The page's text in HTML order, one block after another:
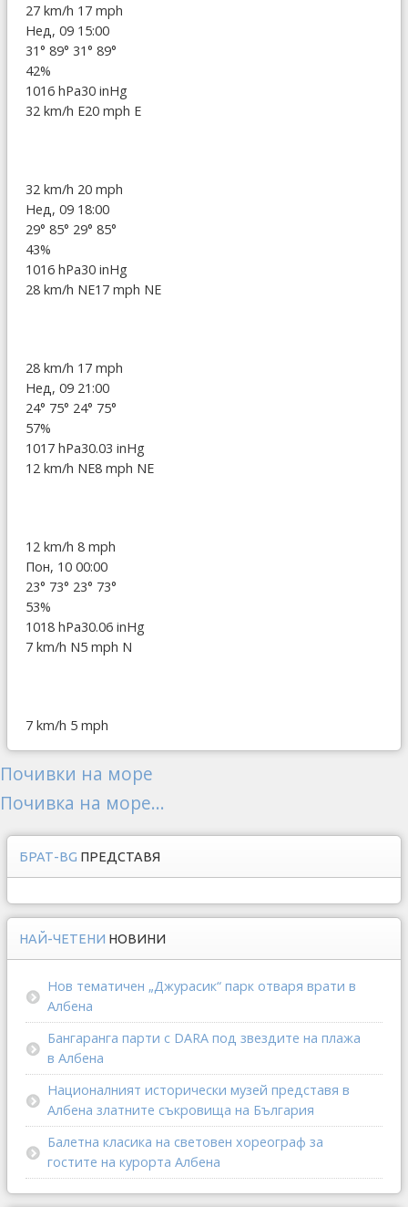
27 km/h 17 mph
Нед, 09 15:00
31° 89° 31° 89°
42%
1016 hPa30 inHg
32 km/h E20 mph E
32 km/h 20 mph
Нед, 09 18:00
29° 85° 29° 85°
43%
1016 hPa30 inHg
28 km/h NE17 mph NE
28 km/h 17 mph
Нед, 09 21:00
24° 75° 24° 75°
57%
1017 hPa30.03 inHg
12 km/h NE8 mph NE
12 km/h 8 mph
Пон, 10 00:00
23° 73° 23° 73°
53%
1018 hPa30.06 inHg
7 km/h N5 mph N
7 km/h 5 mph
Почивки на море
Почивка на море...
БРАТ-BG ПРЕДСТАВЯ
НАЙ-ЧЕТЕНИ НОВИНИ
Нов тематичен „Джурасик“ парк отваря врати в
Албена
Бангаранга парти с DARA под звездите на плажа
в Албена
Националният исторически музей представя в
Албена златните съкровища на България
Балетна класика на световен хореограф за
гостите на курорта Албена